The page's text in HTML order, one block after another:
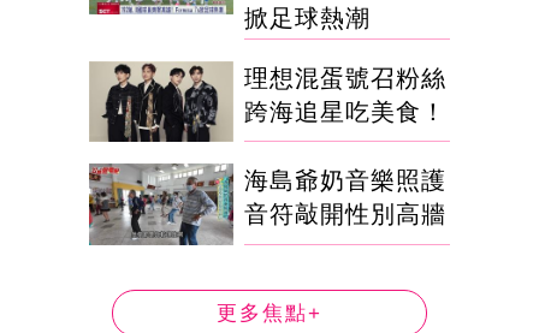
掀足球熱潮
理想混蛋號召粉絲
跨海追星吃美食！
海島爺奶音樂照護
音符敲開性別高牆
更多焦點+